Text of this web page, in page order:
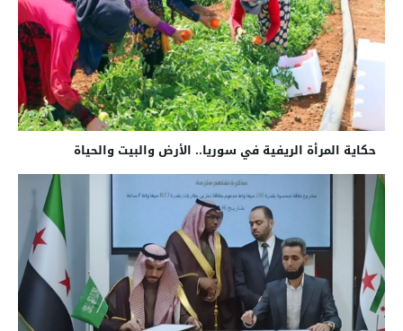
حكاية المرأة الريفية في سوريا.. الأرض والبيت والحياة